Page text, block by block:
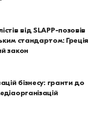
від SLAPP-позовів
стандартом: Греція
закон
бізнесу: гранти до